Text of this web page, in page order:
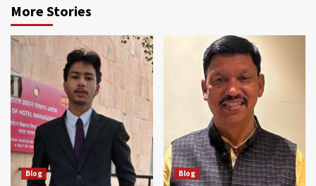
More Stories
Blog Blog